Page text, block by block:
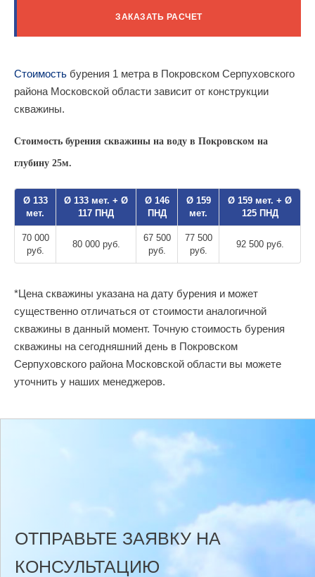
ЗАКАЗАТЬ РАСЧЕТ
Стоимость бурения 1 метра в Покровском Серпуховского
района Московской области зависит от конструкции
скважины.
Стоимость бурения скважины на воду в Покровском на
глубину 25м.
Ø 133
мет.
Ø 133 мет. + Ø
117 ПНД
Ø 146
ПНД
Ø 159
мет.
Ø 159 мет. + Ø
125 ПНД
70 000
руб.
80 000 руб.
67 500
руб.
77 500
руб.
92 500 руб.
*Цена скважины указана на дату бурения и может
существенно отличаться от стоимости аналогичной
скважины в данный момент. Точную стоимость бурения
скважины на сегодняшний день в Покровском
Серпуховского района Московской области вы можете
уточнить у наших менеджеров.
ОТПРАВЬТЕ ЗАЯВКУ НА
КОНСУЛЬТАЦИЮ